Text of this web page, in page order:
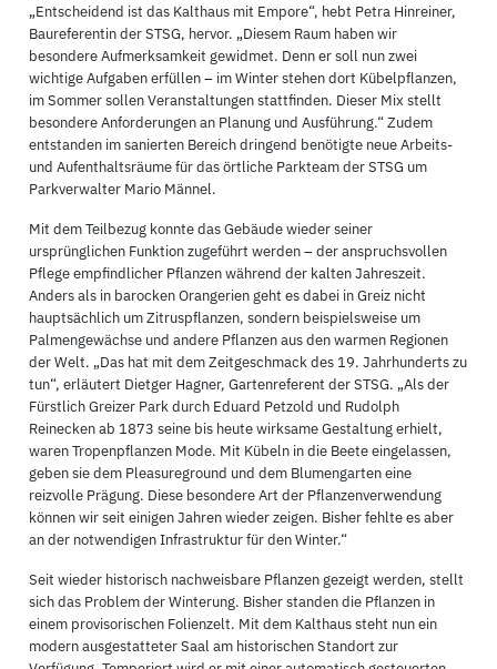
„Entscheidend ist das Kalthaus mit Empore“, hebt Petra Hinreiner,
Baureferentin der STSG, hervor. „Diesem Raum haben wir
besondere Aufmerksamkeit gewidmet. Denn er soll nun zwei
wichtige Aufgaben erfüllen – im Winter stehen dort Kübelpflanzen,
im Sommer sollen Veranstaltungen stattfinden. Dieser Mix stellt
besondere Anforderungen an Planung und Ausführung.“ Zudem
entstanden im sanierten Bereich dringend benötigte neue Arbeits-
und Aufenthaltsräume für das örtliche Parkteam der STSG um
Parkverwalter Mario Männel.
Mit dem Teilbezug konnte das Gebäude wieder seiner
ursprünglichen Funktion zugeführt werden – der anspruchsvollen
Pflege empfindlicher Pflanzen während der kalten Jahreszeit.
Anders als in barocken Orangerien geht es dabei in Greiz nicht
hauptsächlich um Zitruspflanzen, sondern beispielsweise um
Palmengewächse und andere Pflanzen aus den warmen Regionen
der Welt. „Das hat mit dem Zeitgeschmack des 19. Jahrhunderts zu
tun“, erläutert Dietger Hagner, Gartenreferent der STSG. „Als der
Fürstlich Greizer Park durch Eduard Petzold und Rudolph
Reinecken ab 1873 seine bis heute wirksame Gestaltung erhielt,
waren Tropenpflanzen Mode. Mit Kübeln in die Beete eingelassen,
geben sie dem Pleasureground und dem Blumengarten eine
reizvolle Prägung. Diese besondere Art der Pflanzenverwendung
können wir seit einigen Jahren wieder zeigen. Bisher fehlte es aber
an der notwendigen Infrastruktur für den Winter.“
Seit wieder historisch nachweisbare Pflanzen gezeigt werden, stellt
sich das Problem der Winterung. Bisher standen die Pflanzen in
einem provisorischen Folienzelt. Mit dem Kalthaus steht nun ein
modern ausgestatteter Saal am historischen Standort zur